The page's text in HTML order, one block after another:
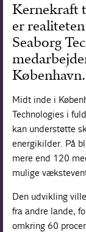
Kernekraft
er
Seaborg
København.
Midt inde i
Technologies i
kan understøtte
energikilder. På
mere end 120
mulige
Den udvikling
fra andre lande,
omkring 60